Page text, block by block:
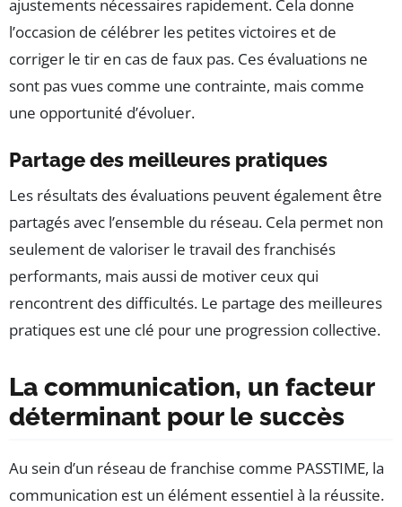
ajustements nécessaires rapidement. Cela donne
l’occasion de célébrer les petites victoires et de
corriger le tir en cas de faux pas. Ces évaluations ne
sont pas vues comme une contrainte, mais comme
une opportunité d’évoluer.
Partage des meilleures pratiques
Les résultats des évaluations peuvent également être
partagés avec l’ensemble du réseau. Cela permet non
seulement de valoriser le travail des franchisés
performants, mais aussi de motiver ceux qui
rencontrent des difficultés. Le partage des meilleures
pratiques est une clé pour une progression collective.
La communication, un facteur
déterminant pour le succès
Au sein d’un réseau de franchise comme PASSTIME, la
communication est un élément essentiel à la réussite.